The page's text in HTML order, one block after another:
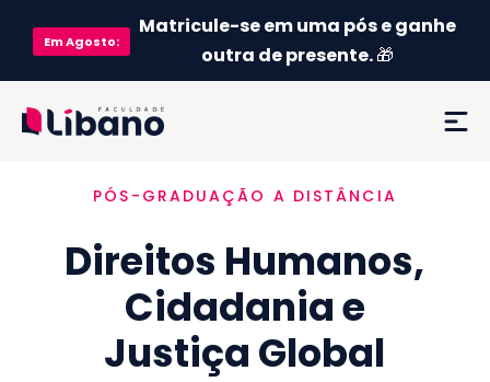
EmAgosto:
Matricule-se em uma pós e ganhe
outra de presente.🎁
Ementa
Como funciona
Credenciamento MEC
PÓS-GRADUAÇÃO A DISTÂNCIA
Direitos Humanos,
Cidadania e
Justiça Global